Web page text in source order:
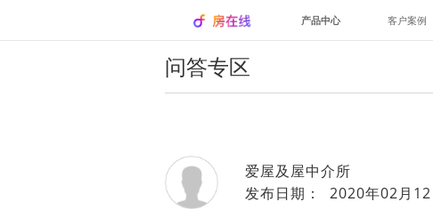
产品中心 客户案例
问答专区
爱屋及屋中介所
发布日期： 2020年02月12